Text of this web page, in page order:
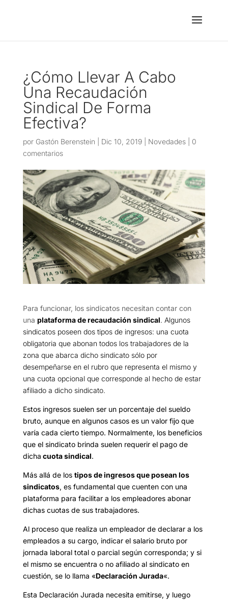
¿Cómo Llevar A Cabo
Una Recaudación
Sindical De Forma
Efectiva?
por Gastón Berenstein Dic 10, 2019| Novedades| 0
comentarios
Para funcionar, los sindicatos necesitan contar con
una plataforma de recaudación sindical. Algunos
sindicatos poseen dos tipos de ingresos: una cuota
obligatoria que abonan todos los trabajadores de la
zona que abarca dicho sindicato sólo por
desempeñarse en el rubro que representa el mismo y
una cuota opcional que corresponde al hecho de estar
afiliado a dicho sindicato.
Estos ingresos suelen ser un porcentaje del sueldo
bruto, aunque en algunos casos es un valor fijo que
varía cada cierto tiempo. Normalmente, los beneficios
que el sindicato brinda suelen requerir el pago de
dicha cuota sindical.
Más allá de los tipos de ingresos que posean los
sindicatos, es fundamental que cuenten con una
plataforma para facilitar a los empleadores abonar
dichas cuotas de sus trabajadores.
Al proceso que realiza un empleador de declarar a los
empleados a su cargo, indicar el salario bruto por
jornada laboral total o parcial según corresponda; y si
el mismo se encuentra o no afiliado al sindicato en
cuestión, se lo llama «Declaración Jurada«.
Esta Declaración Jurada necesita emitirse, y luego